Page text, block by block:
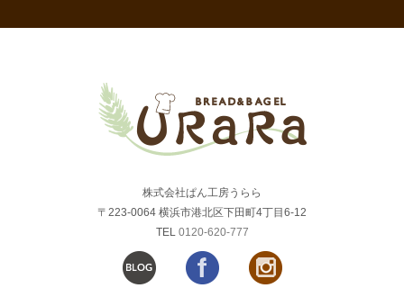
株式会社ぱん工房うらら
〒223-0064 横浜市港北区下田町4丁目6-12
TEL 0120-620-777